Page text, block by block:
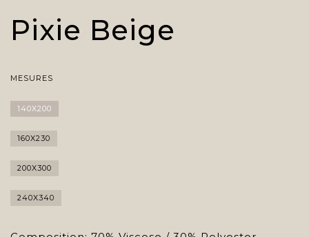
Pixie Beige
MESURES
140X200
160X230
200X300
240X340